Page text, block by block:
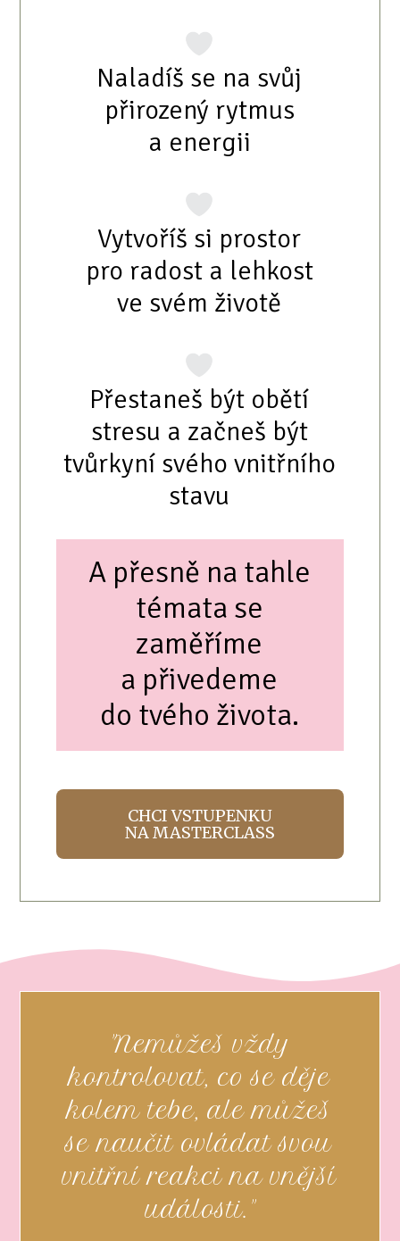
Naladíš se na svůj
přirozený rytmus
a energii
Vytvoříš si prostor
pro radost a lehkost
ve svém životě
Přestaneš být obětí
stresu a začneš být
tvůrkyní svého vnitřního
stavu
A přesně na tahle
témata se
zaměříme
a přivedeme
do tvého života.
CHCI VSTUPENKU
NA MASTERCLASS
"Nemůžeš vždy
kontrolovat, co se děje
kolem tebe, ale můžeš
se naučit ovládat svou
vnitřní reakci na vnější
události."